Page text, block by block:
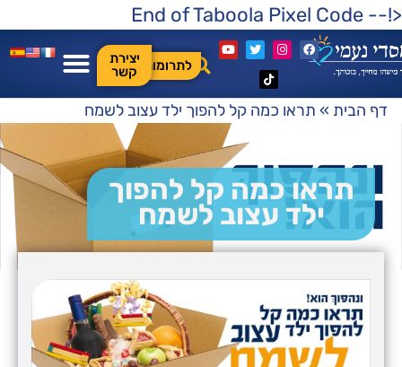
<!-- End of Taboola Pixel Code
לתרומות
יצירת
קשר
דף הבית » תראו כמה קל להפוך ילד עצוב לשמח
תראו כמה קל להפוך
ילד עצוב לשמח